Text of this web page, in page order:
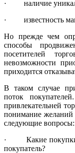
· наличие
· известность
Но прежде чем
способы
посетителей
невозможности
приходится
В таком случае
поток
привлекательней
понимание желаний
следующие вопросы:
· Какие покупки,
покупатель?